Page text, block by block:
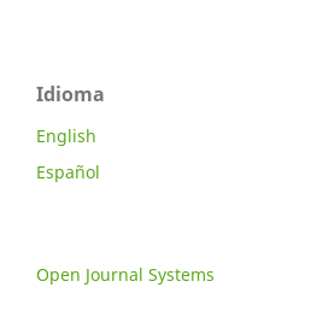
Idioma
English
Español
Open Journal Systems